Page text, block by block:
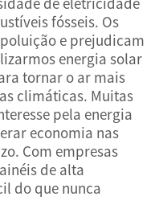
fósseis. Os
e prejudicam
energia solar
tornar o ar mais
climáticas. Muitas
pela energia
economia nas
Com empresas
de alta
do que nunca